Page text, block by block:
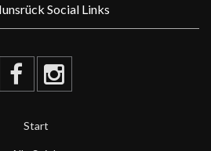
Social Links
Start